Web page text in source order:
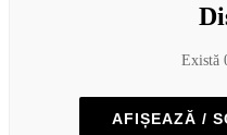
Există
AFIȘEAZĂ /